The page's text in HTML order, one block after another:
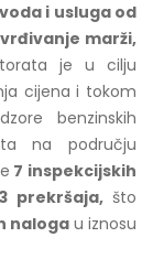
i usluga od
marži,
je u cilju
cijena i tokom
benzinskih
na području
7 inspekcijskih
prekršaja, što
naloga u iznosu